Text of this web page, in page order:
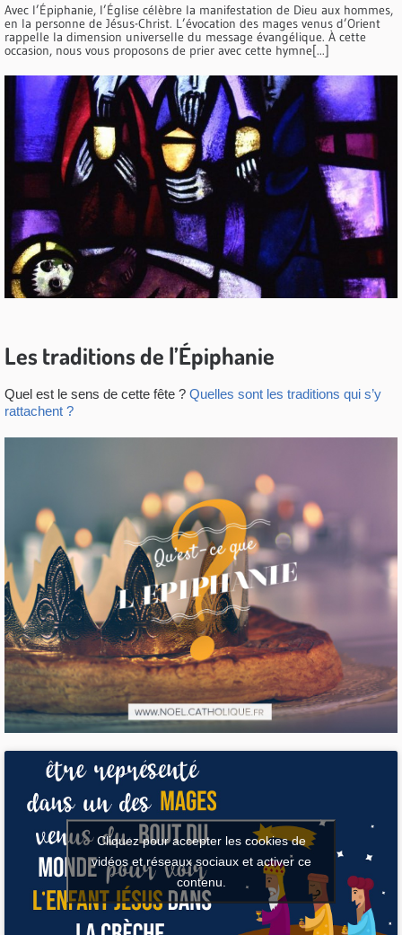
Avec l’Épiphanie, l’Église célèbre la manifestation de Dieu aux hommes,
en la personne de Jésus-Christ. L’évocation des mages venus d’Orient
rappelle la dimension universelle du message évangélique. À cette
occasion, nous vous proposons de prier avec cette hymne[...]
Les traditions de l’Épiphanie
Quel est le sens de cette fête ? Quelles sont les traditions qui s’y
rattachent ?
Cliquez pour accepter les cookies de
vidéos et réseaux sociaux et activer ce
contenu.